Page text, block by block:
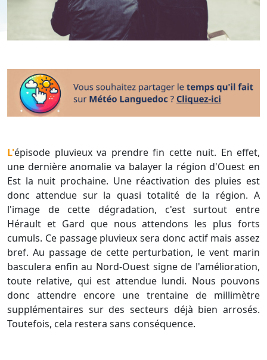
L'épisode pluvieux va prendre fin cette nuit. En effet,
une dernière anomalie va balayer la région d'Ouest en
Est la nuit prochaine. Une réactivation des pluies est
donc attendue sur la quasi totalité de la région. A
l'image de cette dégradation, c'est surtout entre
Hérault et Gard que nous attendons les plus forts
cumuls. Ce passage pluvieux sera donc actif mais assez
bref. Au passage de cette perturbation, le vent marin
basculera enfin au Nord-Ouest signe de l'amélioration,
toute relative, qui est attendue lundi. Nous pouvons
donc attendre encore une trentaine de millimètre
supplémentaires sur des secteurs déjà bien arrosés.
Toutefois, cela restera sans conséquence.